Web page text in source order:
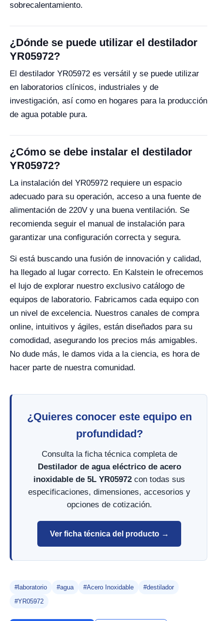
sobrecalentamiento.
¿Dónde se puede utilizar el destilador
YR05972?
El destilador YR05972 es versátil y se puede utilizar
en laboratorios clínicos, industriales y de
investigación, así como en hogares para la producción
de agua potable pura.
¿Cómo se debe instalar el destilador
YR05972?
La instalación del YR05972 requiere un espacio
adecuado para su operación, acceso a una fuente de
alimentación de 220V y una buena ventilación. Se
recomienda seguir el manual de instalación para
garantizar una configuración correcta y segura.
Si está buscando una fusión de innovación y calidad,
ha llegado al lugar correcto. En Kalstein le ofrecemos
el lujo de explorar nuestro exclusivo catálogo de
equipos de laboratorio. Fabricamos cada equipo con
un nivel de excelencia. Nuestros canales de compra
online, intuitivos y ágiles, están diseñados para su
comodidad, asegurando los precios más amigables.
No dude más, le damos vida a la ciencia, es hora de
hacer parte de nuestra comunidad.
¿Quieres conocer este equipo en
profundidad?
Consulta la ficha técnica completa de
Destilador de agua eléctrico de acero
inoxidable de 5L YR05972 con todas sus
especificaciones, dimensiones, accesorios y
opciones de cotización.
Ver ficha técnica del producto →
#laboratorio #agua #Acero Inoxidable
#destilador
#YR05972